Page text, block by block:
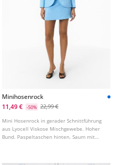
Minihosenrock
11,49 €
-50% 22,99 €
Mini Hosenrock in gerader Schnittführung
aus Lyocell Viskose Mischgewebe. Hoher
Bund. Paspeltaschen hinten. Saum mit